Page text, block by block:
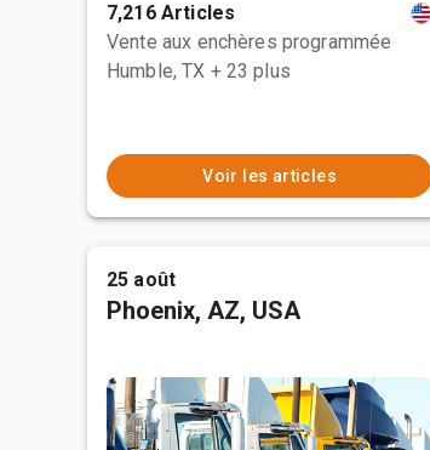
7,216 Articles
Vente aux enchères programmée
Humble, TX + 23 plus
Voir les articles
25 août
Phoenix, AZ, USA